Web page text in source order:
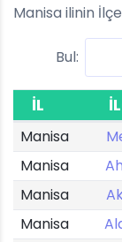
Manisa ilinin
Bul:
İL
Manisa
Manisa
Manisa
Manisa